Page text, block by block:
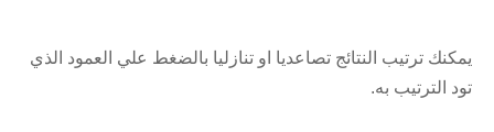
يمكنك ترتيب النتائج تصاعديا او تنازليا بالضغط علي العمود الذي
تود الترتيب به.